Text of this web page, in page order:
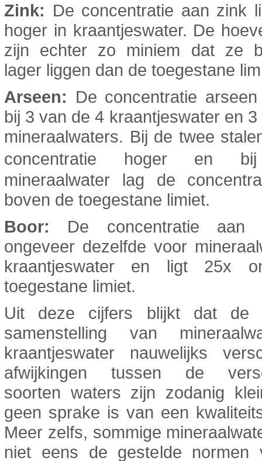
Zink: De concentratie aan zink
hoger in kraantjeswater. De
zijn echter zo miniem dat ze
lager liggen dan de toegestane
Arseen: De concentratie
bij 3 van de 4 kraantjeswater en
mineraalwaters. Bij de twee
concentratie hoger en
mineraalwater lag de
boven de toegestane limiet.
Boor: De concentratie aan
ongeveer dezelfde voor
kraantjeswater en ligt 25x
toegestane limiet.
Uit deze cijfers blijkt dat de
samenstelling van
kraantjeswater nauwelijks
afwijkingen tussen de
soorten waters zijn zodanig
geen sprake is van een
Meer zelfs, sommige
niet eens de gestelde normen